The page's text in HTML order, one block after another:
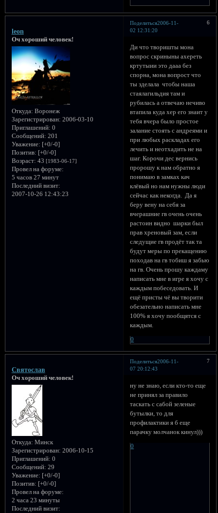
Поделиться 6
2006-11-
02 12:31:20
leon
Оч хороший человек!
Откуда: Воронеж
Зарегистрирован: 2006-03-10
Приглашений: 0
Сообщений: 201
Уважение: [+0/-0]
Позитив: [+0/-0]
Возраст: 43 [1983-06-17]
Провел на форуме:
5 часов 27 минут
Последний визит:
2007-10-26 12:43:23
Ди что творишты мона
вопрос скриныны ахереть
кртутыии это дааа без
спорна, мона вопрост что
ты зделала чтобы наша
стаялагильдия там и
рубилась а отвечаю нечиво
втапила куда хер его знаит у
тебя вчера было простое
залание стоять с андреями и
при любых раскладах его
лечить и неотхадить не на
шаг. Корочи дес вернись
пророшу к нам обратно я
понимаю в замках кач
клёвый но нам нужны люди
сейчас как некогда. Да я
беру вену на себя за
вчерашние гв очень очень
растоин видно шарки был
прав хреновый зам, если
следущие гв продёт так та
будут меры по прекащению
походав на гв тобиш я забью
на гв. Очень прошу каждаму
написать мне в игре я хочу с
каждым побеседовать. И
ещё присты чё вы творити
обезательно написать мне
100% я хочу пообщятся с
каждым.
0
Поделиться 7
2006-11-
07 20:12:43
Святослав
Оч хороший человек!
Откуда: Минск
Зарегистрирован: 2006-10-15
Приглашений: 0
Сообщений: 29
Уважение: [+0/-0]
Позитив: [+0/-0]
Провел на форуме:
2 часа 23 минуты
Последний визит:
ну не знаю, если кто-то еще
не принял за правило
таскать с сабой зеленые
бутылки, то для
профилактики я б еще
парачку молчанок кинул)))
0